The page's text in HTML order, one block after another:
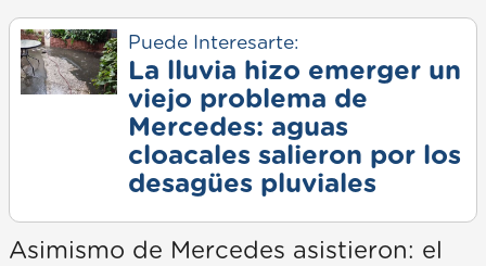
Puede Interesarte:
La lluvia hizo emerger un
viejo problema de
Mercedes: aguas
cloacales salieron por los
desagües pluviales
Asimismo de Mercedes asistieron: el